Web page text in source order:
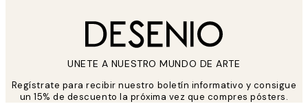
UNETE A NUESTRO MUNDO DE ARTE
Regístrate para recibir nuestro boletín informativo y consigue
un 15% de descuento la próxima vez que compres pósters.